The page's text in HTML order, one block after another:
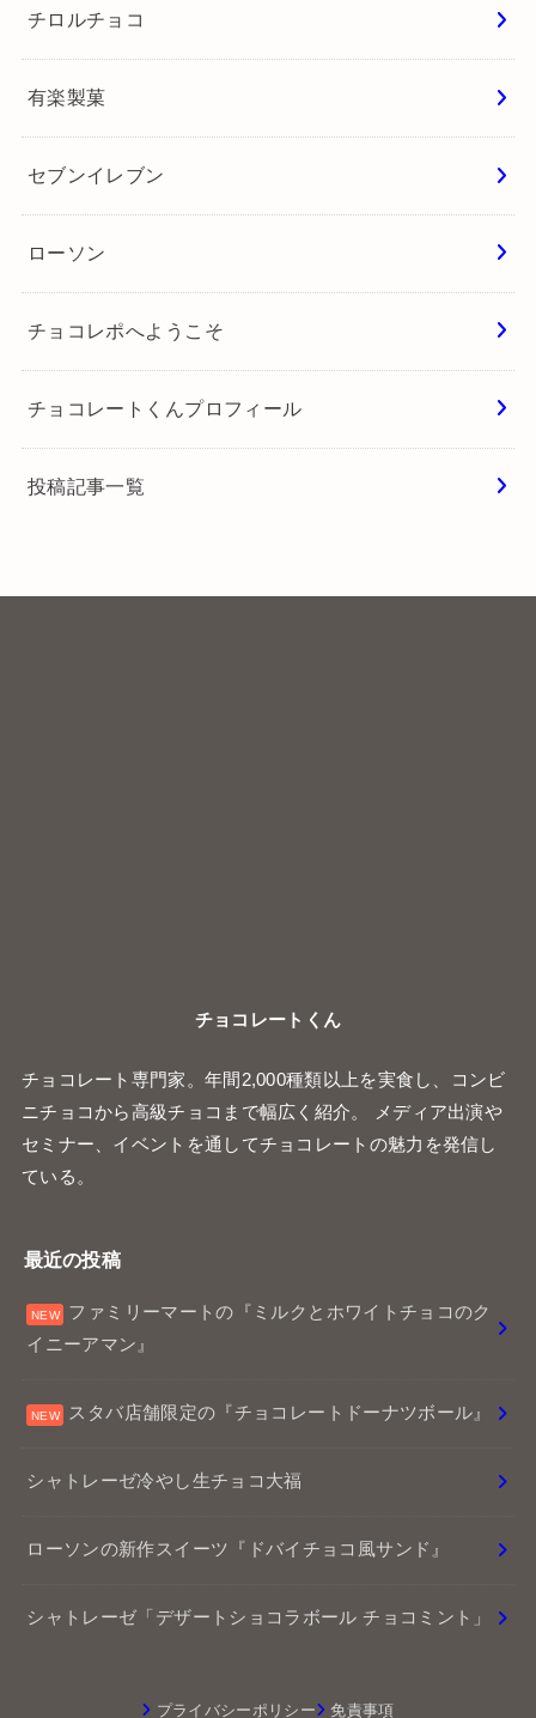
チロルチョコ
有楽製菓
セブンイレブン
ローソン
チョコレポへようこそ
チョコレートくんプロフィール
投稿記事一覧
チョコレートくん
チョコレート専門家。年間2,000種類以上を実食し、コンビ
ニチョコから高級チョコまで幅広く紹介。 メディア出演や
セミナー、イベントを通してチョコレートの魅力を発信し
ている。
最近の投稿
ファミリーマートの『ミルクとホワイトチョコのク
イニーアマン』
スタバ店舗限定の『チョコレートドーナツボール』
シャトレーゼ冷やし生チョコ大福
ローソンの新作スイーツ『ドバイチョコ風サンド』
シャトレーゼ「デザートショコラボール チョコミント」
プライバシーポリシー 免責事項